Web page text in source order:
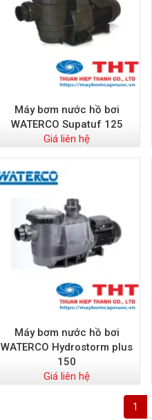
Máy bơm nước hồ bơi
WATERCO Supatuf 125
Giá liên hệ
Máy bơm nước hồ bơi
WATERCO Hydrostorm plus
150
Giá liên hệ
1